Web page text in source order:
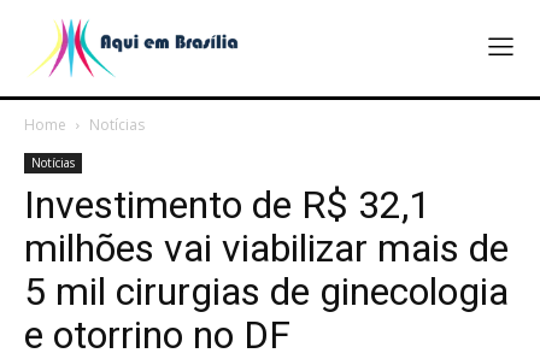
Home Notícias
Notícias
Investimento de R$ 32,1
milhões vai viabilizar mais de
5 mil cirurgias de ginecologia
e otorrino no DF